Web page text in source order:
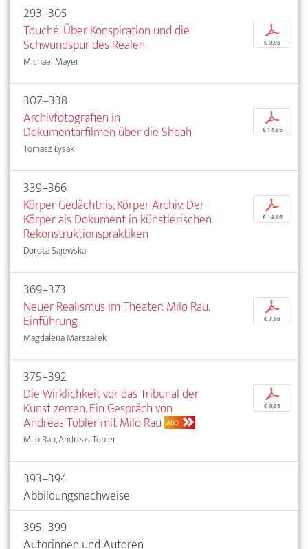
293–305
Touché. Über Konspiration und die
Schwundspur des Realen
Michael Mayer
p
€ 9,95
307–338
Archivfotografien in
Dokumentarfilmen über die Shoah
Tomasz Łysak
p
€ 14,95
339–366
Körper-Gedächtnis, Körper-Archiv: Der
Körper als Dokument in künstlerischen
Rekonstruktionspraktiken
Dorota Sajewska
p
€ 14,95
369–373
Neuer Realismus im Theater: Milo Rau.
Einführung
Magdalena Marszałek
p
€ 7,95
375–392
Die Wirklichkeit vor das Tribunal der
Kunst zerren. Ein Gespräch von
Andreas Tobler mit Milo Rau ABO
Milo Rau, Andreas Tobler
p
€ 9,95
393–394
Abbildungsnachweise
395–399
Autorinnen und Autoren